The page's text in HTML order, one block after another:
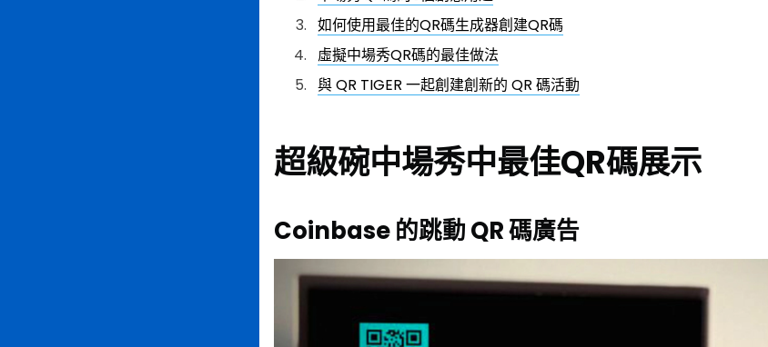
如何使用最佳的QR碼生成器創建QR碼
虛擬中場秀QR碼的最佳做法
與 QR TIGER 一起創建創新的 QR 碼活動
超級碗中場秀中最佳QR碼展示
Coinbase 的跳動 QR 碼廣告